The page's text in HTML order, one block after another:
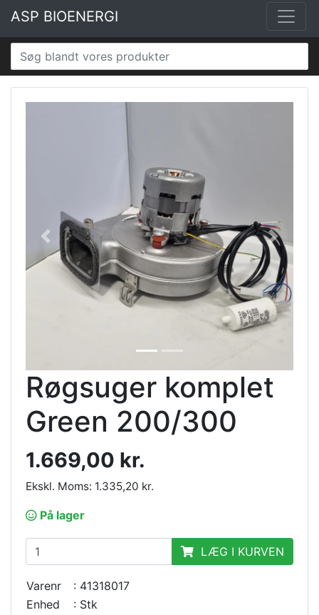
ASP BIOENERGI
Tilbage Frem
Røgsuger komplet
Green 200/300
1.669,00 kr.
Ekskl. Moms: 1.335,20 kr.
På lager
LÆG I KURVEN
Varenr
: 41318017
Enhed
: Stk